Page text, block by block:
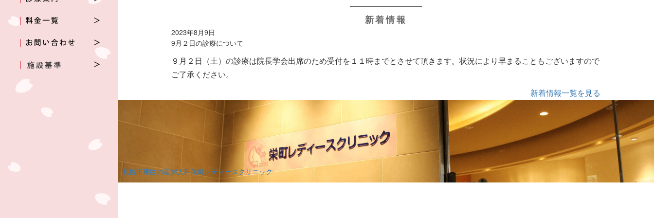
新着情報
2023年8月9日
9月２日の診療について
９月２日（土）の診療は院長学会出席のため受付を１１時までとさせて頂きます。状況により早まることもございますので
ご了承ください。
新着情報一覧を見る
札幌市東区の産婦人科栄町レディースクリニック